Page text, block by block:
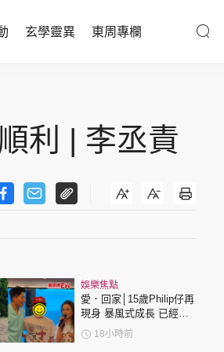
玄學靈異 東周專欄
醫療百科
親子天地
與寵同行
娛樂名人
文化藝術
利 | 李丞責
娛樂焦點
愛．回家│15歲Philip仔再
現身 暴風式成長 已經高
過「三太」樊亦敏！
18小時前